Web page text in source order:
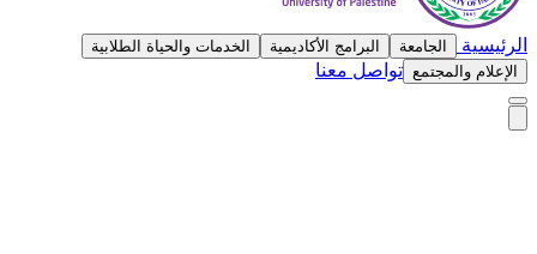
الرئيسية الجامعة البرامج الأكاديمية
الخدمات والحياة الطلابية
الإعلام والمجتمع تواصل معنا